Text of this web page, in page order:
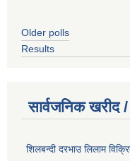
Older polls
Results
सार्वजनिक खरीद
शिलबन्दी दरभाउ लिलाम